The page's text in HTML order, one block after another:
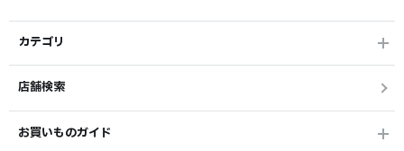
カテゴリ
店舗検索
お買いものガイド